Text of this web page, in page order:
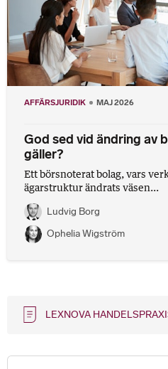
AFFÄRSJURIDIK MAJ 2026
God sed vid ändring av
gäller?
Ett börsnoterat bolag, vars
ägarstruktur ändrats väsen...
Ludvig Borg
Ophelia Wigström
LEXNOVA